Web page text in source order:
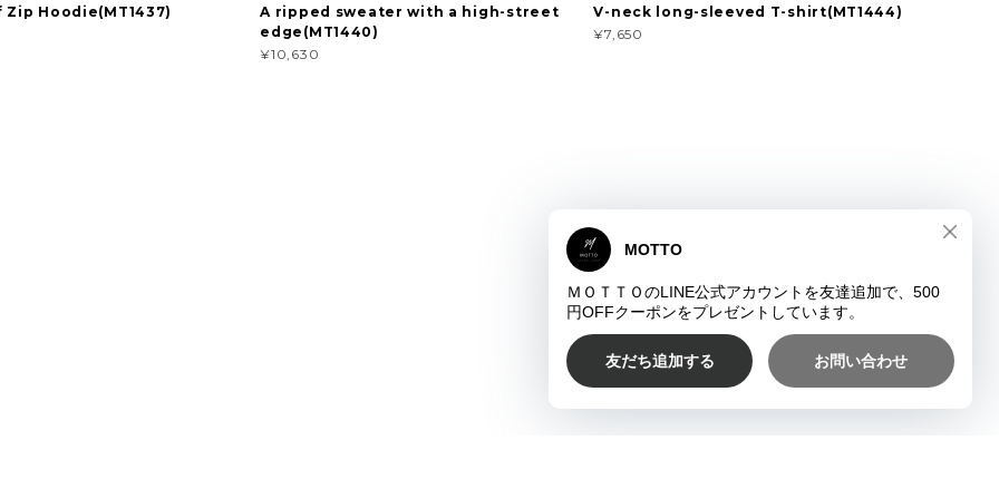
Zip Hoodie(MT1437)
A ripped sweater with a high-street
edge(MT1440)
¥10,630
V-neck long-sleeved T-shirt(MT1444)
¥7,650